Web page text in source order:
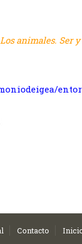
Los animales. Ser
Contacto